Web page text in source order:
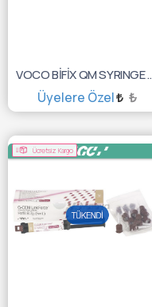
VOCO BİFİX QM
Üyelere Özel ₺
TÜKENDİ :(
Ücretsiz Kargo